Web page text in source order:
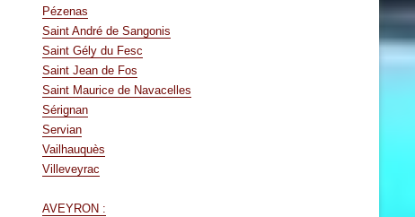
Pézenas
Saint André de Sangonis
Saint Gély du Fesc
Saint Jean de Fos
Saint Maurice de Navacelles
Sérignan
Servian
Vailhauquès
Villeveyrac
AVEYRON :